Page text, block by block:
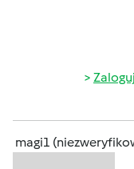
Zaloguj
magi1